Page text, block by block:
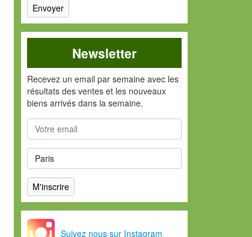
Newsletter
Recevez un email par semaine avec les
résultats des ventes et les nouveaux
biens arrivés dans la semaine.
Suivez nous sur Instagram